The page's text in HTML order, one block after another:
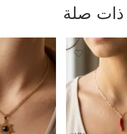
ذات صلة